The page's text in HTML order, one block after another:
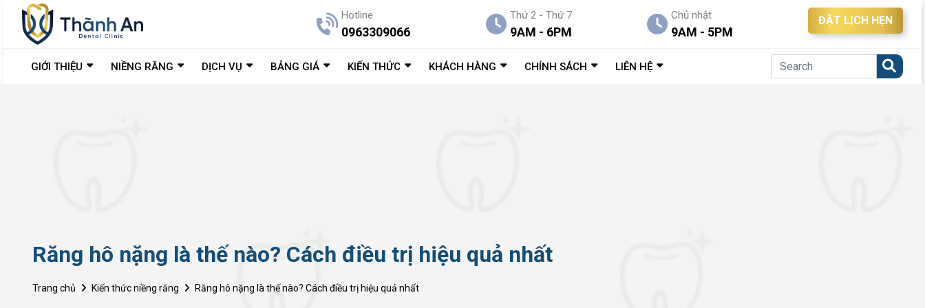
Hotline
0963309066
Thứ 2 - Thứ 7
9AM - 6PM
Chủ nhật
9AM - 5PM
ĐẶT LỊCH HẸN
GIỚI THIỆU NIỀNG RĂNG DỊCH VỤ BẢNG GIÁ KIẾN THỨC KHÁCH HÀNG CHÍNH SÁCH LIÊN HỆ
Răng hô nặng là thế nào? Cách điều trị hiệu quả nhất
Trang chủ Kiến thức niềng răng Răng hô nặng là thế nào? Cách điều trị hiệu quả nhất